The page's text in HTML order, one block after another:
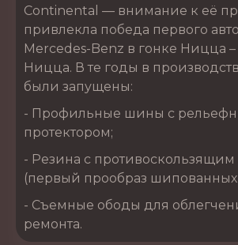
Continental — внимание к её
привлекла победа первого
Mercedes-Benz в гонке Ницца –
Ницца. В те годы в
были запущены:
- Профильные шины с
протектором;
- Резина с
(первый прообраз
- Съемные ободы для
ремонта.